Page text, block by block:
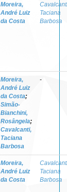
Moreira,
André Luiz
da Costa
Taciana
Barbosa
Moreira,
André Luiz
da Costa;
Simão-
Bianchini,
Rosângela;
Cavalcanti,
Taciana
Barbosa
-
Moreira,
André Luiz
da Costa
Taciana
Barbosa